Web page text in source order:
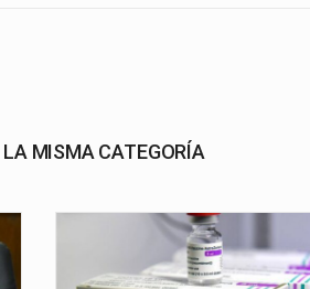
LA MISMA CATEGORÍA